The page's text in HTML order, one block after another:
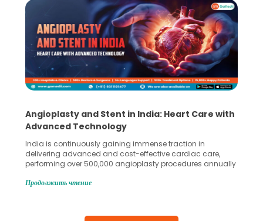
Angioplasty and Stent in India: Heart Care with
Advanced Technology
India is continuously gaining immense traction in
delivering advanced and cost-effective cardiac care,
performing over 500,000 angioplasty procedures annually
globe are searching for treatments like angioplasty and
Studies, such as one published
Продолжить чтение